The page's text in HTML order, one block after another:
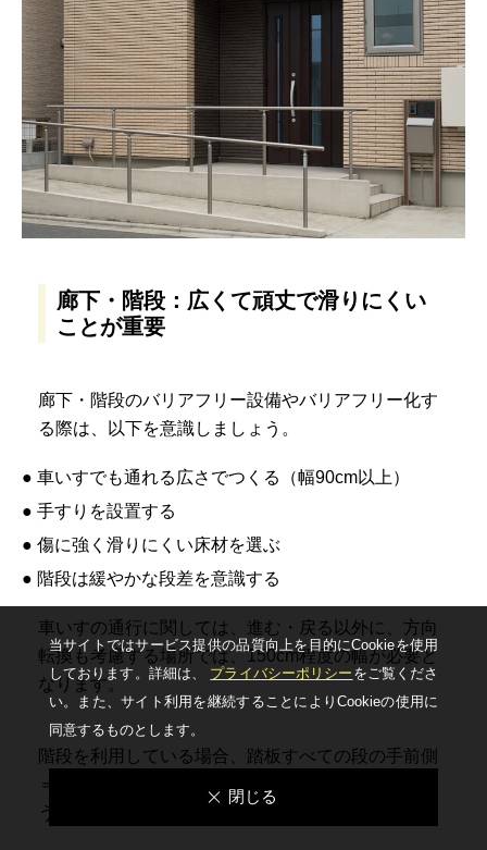
廊下・階段：広くて頑丈で滑りにくい
ことが重要
廊下・階段のバリアフリー設備やバリアフリー化す
る際は、以下を意識しましょう。
● 車いすでも通れる広さでつくる（幅90cm以上）
● 手すりを設置する
● 傷に強く滑りにくい床材を選ぶ
● 階段は緩やかな段差を意識する
車いすの通行に関しては、進む・戻る以外に、方向
転換も考慮する場所では、150cm程度の幅が必要と
なります。
階段を利用している場合、踏板すべての段の手前側
＝段鼻に市販の滑り止めを貼っておくと安心でしょ
う。DIYで簡単に設置が可能です。
当サイトではサービス提供の品質向上を⽬的にCookieを使⽤
しております。詳細は、 プライバシーポリシー をご覧くださ
い。
また、サイト利⽤を継続することによりCookieの使⽤に
同意するものとします。
閉じる